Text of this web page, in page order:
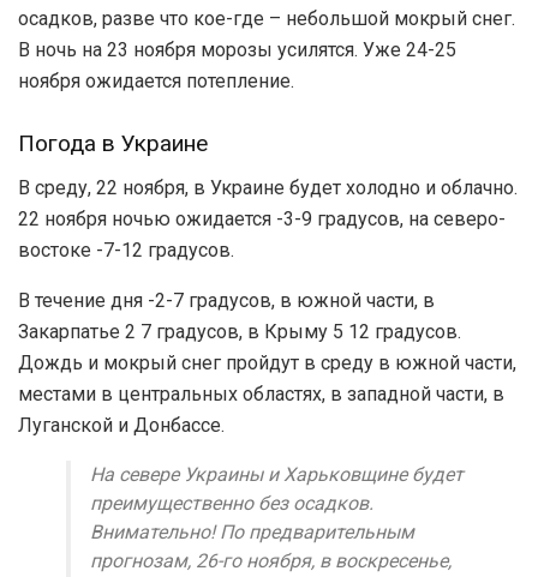
осадков, разве что кое-где – небольшой мокрый снег.
В ночь на 23 ноября морозы усилятся. Уже 24-25
ноября ожидается потепление.
Погода в Украине
В среду, 22 ноября, в Украине будет холодно и облачно.
22 ноября ночью ожидается -3-9 градусов, на северо-
востоке -7-12 градусов.
В течение дня -2-7 градусов, в южной части, в
Закарпатье 2 7 градусов, в Крыму 5 12 градусов.
Дождь и мокрый снег пройдут в среду в южной части,
местами в центральных областях, в западной части, в
Луганской и Донбассе.
На севере Украины и Харьковщине будет
преимущественно без осадков.
Внимательно! По предварительным
прогнозам, 26-го ноября, в воскресенье,